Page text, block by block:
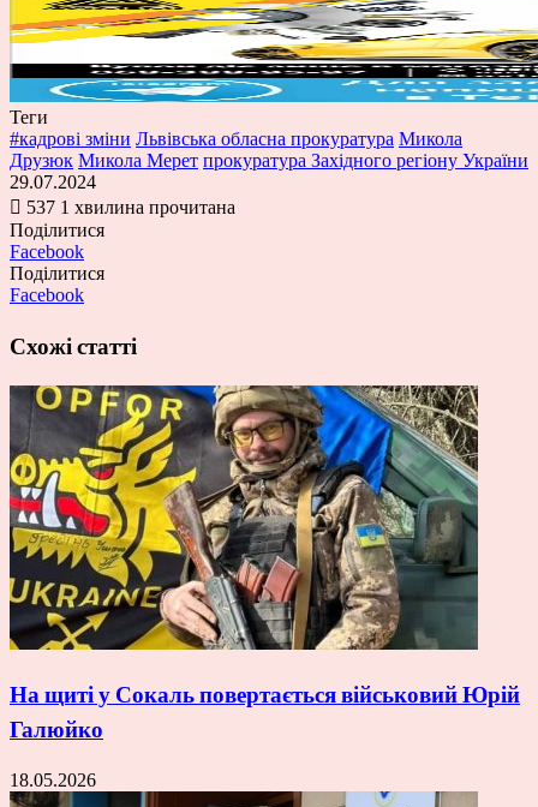
Теги
#кадрові зміни Львівська обласна прокуратура Микола
Друзюк Микола Мерет прокуратура Західного регіону України
29.07.2024
537 1 хвилина прочитана
Поділитися
Facebook
Поділитися
Facebook
Схожі статті
На щиті у Сокаль повертається військовий Юрій
Галюйко
18.05.2026